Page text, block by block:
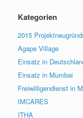
Kategorien
2015
Agape Village
Einsatz in
Einsatz in Mumbai
Freiwilligendienst in
IMCARES
ITHA